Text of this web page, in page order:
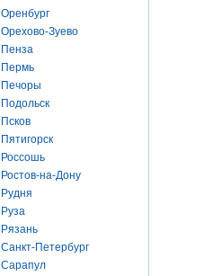
Оренбург
Орехово-Зуево
Пенза
Пермь
Печоры
Подольск
Псков
Пятигорск
Россошь
Ростов-на-Дону
Рудня
Руза
Рязань
Санкт-Петербург
Сарапул